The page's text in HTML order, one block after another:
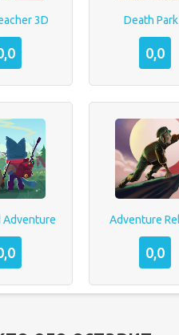
3D Death
0,0
Adventure
0,0